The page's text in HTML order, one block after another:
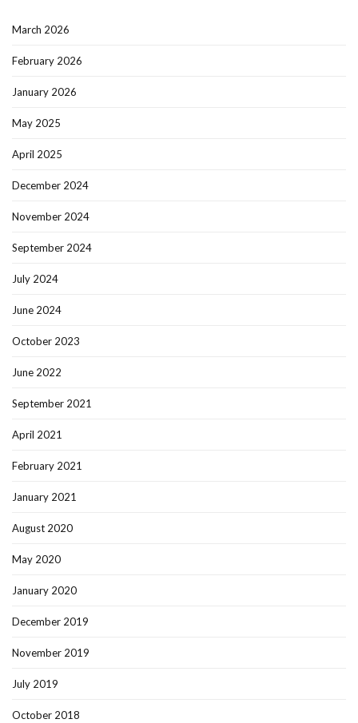
March 2026
February 2026
January 2026
May 2025
April 2025
December 2024
November 2024
September 2024
July 2024
June 2024
October 2023
June 2022
September 2021
April 2021
February 2021
January 2021
August 2020
May 2020
January 2020
December 2019
November 2019
July 2019
October 2018